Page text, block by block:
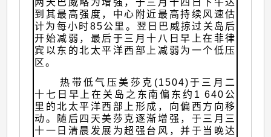
两天巴威略为增强，于三月十四日下午达
到其最高强度，中心附近最高持续风速估
计为每小时85公里。翌日巴威掠过关岛后
开始减弱，最后于三月十八日早上在菲律
宾以东的北太平洋西部上减弱为一个低压
区。
热带低气压美莎克(1504)于三月二
十七日早上在关岛之东南偏东约1 640公
里的北太平洋西部上形成，向偏西方向移
动。随后四天美莎克逐渐增强，于三月三
十一日清晨发展为超强台风，并于当晚达